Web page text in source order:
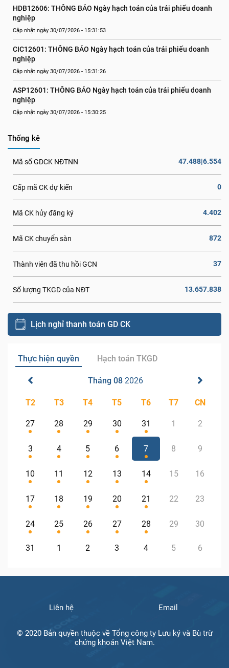
HDB12606: THÔNG BÁO Ngày hạch toán của trái phiếu doanh
nghiệp
Cập nhật ngày 30/07/2026 - 15:31:53
CIC12601: THÔNG BÁO Ngày hạch toán của trái phiếu doanh
nghiệp
Cập nhật ngày 30/07/2026 - 15:31:26
ASP12601: THÔNG BÁO Ngày hạch toán của trái phiếu doanh
nghiệp
Cập nhật ngày 30/07/2026 - 15:30:25
Thống kê
Mã số GDCK NĐTNN 47.488|6.554
Cấp mã CK dự kiến 0
Mã CK hủy đăng ký 4.402
Mã CK chuyển sàn 872
Thành viên đã thu hồi GCN 37
Số lượng TKGD của NĐT 13.657.838
Lịch nghỉ thanh toán GD CK
Thực hiện quyền Hạch toán TKGD
Tháng 08 2026
T2 T3 T4 T5 T6 T7 CN
27 28 29 30 31 1 2
3 4 5 6 7 8 9
10 11 12 13 14 15 16
17 18 19 20 21 22 23
24 25 26 27 28 29 30
31 1 2 3 4 5 6
Liên hệ Email
© 2020 Bản quyền thuộc về Tổng công ty Lưu ký và Bù trừ
chứng khoán Việt Nam.